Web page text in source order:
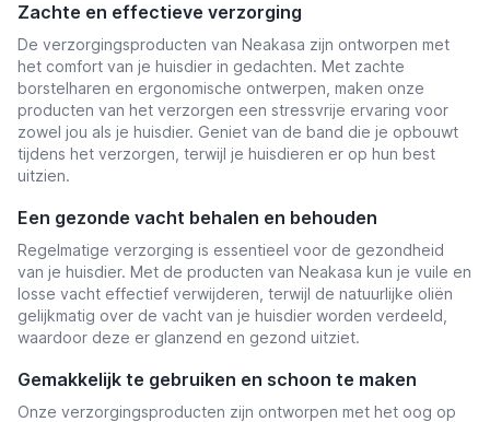
Zachte en effectieve verzorging
De verzorgingsproducten van Neakasa zijn ontworpen met
het comfort van je huisdier in gedachten. Met zachte
borstelharen en ergonomische ontwerpen, maken onze
producten van het verzorgen een stressvrije ervaring voor
zowel jou als je huisdier. Geniet van de band die je opbouwt
tijdens het verzorgen, terwijl je huisdieren er op hun best
uitzien.
Een gezonde vacht behalen en behouden
Regelmatige verzorging is essentieel voor de gezondheid
van je huisdier. Met de producten van Neakasa kun je vuile en
losse vacht effectief verwijderen, terwijl de natuurlijke oliën
gelijkmatig over de vacht van je huisdier worden verdeeld,
waardoor deze er glanzend en gezond uitziet.
Gemakkelijk te gebruiken en schoon te maken
Onze verzorgingsproducten zijn ontworpen met het oog op